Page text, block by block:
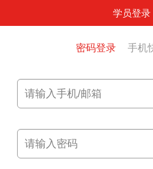
学员登录
密码登录 手机